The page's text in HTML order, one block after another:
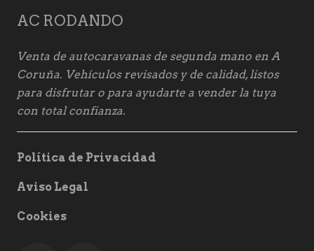
AC RODANDO
Venta de autocaravanas de segunda mano en A
Coruña. Vehículos revisados y de calidad, listos
para disfrutar o para ayudarte a vender la tuya
con total confianza.
Política de Privacidad
Aviso Legal
Cookies